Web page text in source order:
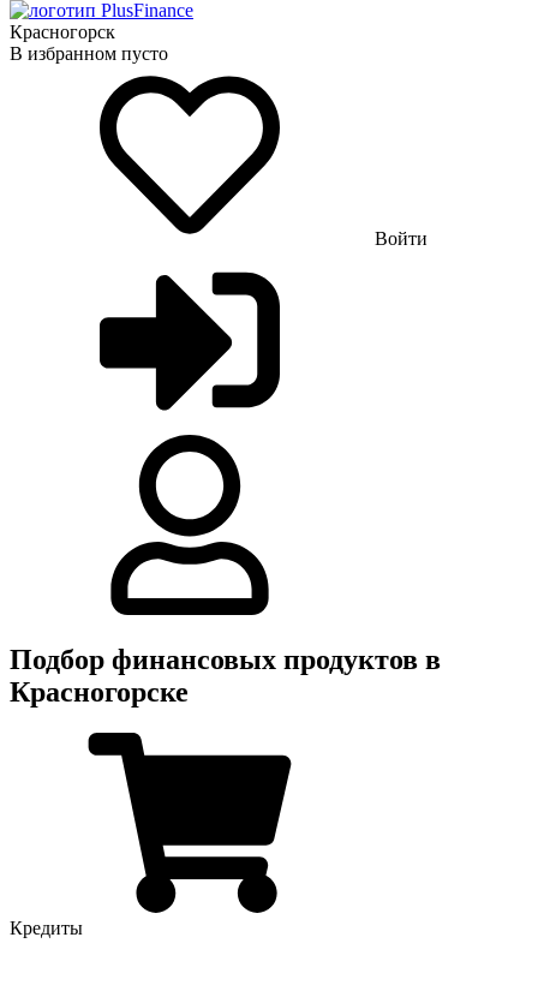
Красногорск
В избранном пусто
Войти
Подбор финансовых продуктов в
Красногорске
Кредиты